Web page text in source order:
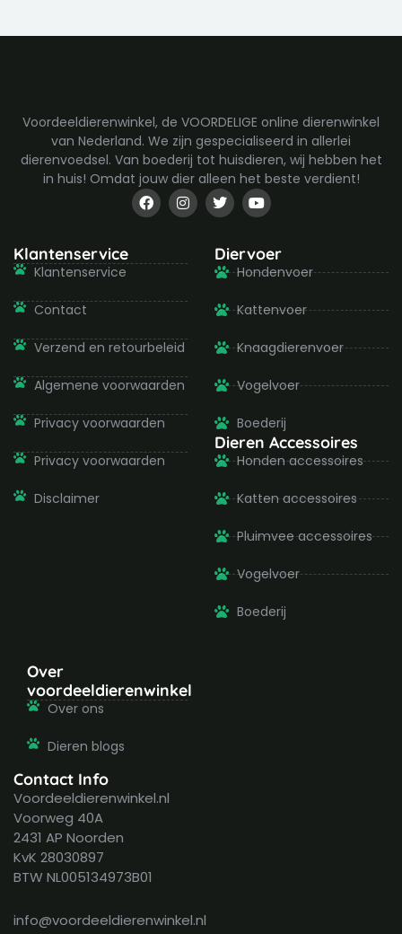
Voordeeldierenwinkel, de VOORDELIGE online dierenwinkel
van Nederland. We zijn gespecialiseerd in allerlei
dierenvoedsel. Van boederij tot huisdieren, wij hebben het
in huis! Omdat jouw dier alleen het beste verdient!
F
a
c
o
I
n
s
g
T
w
i
t
e
r
Y
o
u
u
b
e
Klantenservice
Klantenservice
Contact
Verzend en retourbeleid
Algemene voorwaarden
Privacy voorwaarden
Privacy voorwaarden
Disclaimer
Diervoer
Hondenvoer
Kattenvoer
Knaagdierenvoer
Vogelvoer
Boederij
Dieren Accessoires
Honden accessoires
Katten accessoires
Pluimvee accessoires
Vogelvoer
Boederij
Over
voordeeldierenwinkel
Over ons
Dieren blogs
Contact Info
Voordeeldierenwinkel.nl
Voorweg 40A
2431 AP Noorden
KvK 28030897
BTW NL005134973B01
info@voordeeldierenwinkel.nl